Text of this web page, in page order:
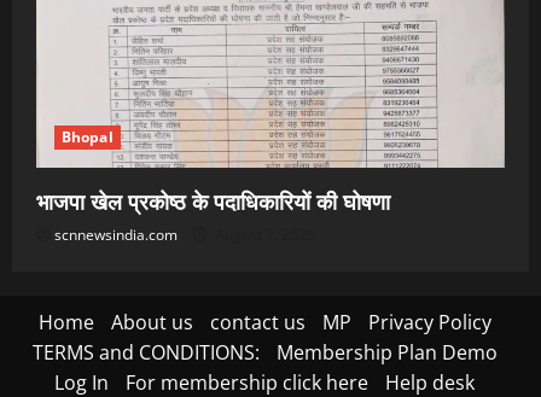
Bhopal
भाजपा खेल प्रकोष्ठ के पदाधिकारियों की घोषणा
scnnewsindia.com
Home About us contact us MP
Privacy Policy
TERMS and CONDITIONS:
Membership Plan Demo
Log In
For membership click here Help desk